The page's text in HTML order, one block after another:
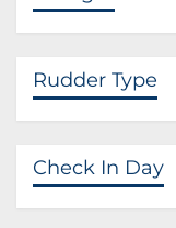
Rudder Type
Check In Day